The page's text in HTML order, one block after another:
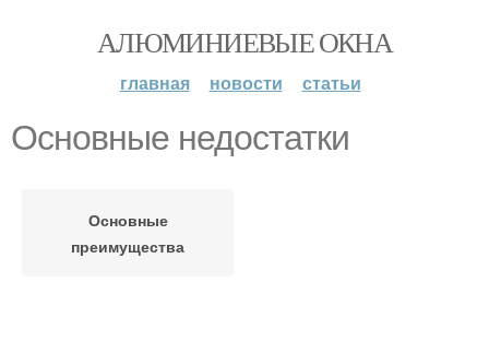
АЛЮМИНИЕВЫЕ ОКНА
главная новости статьи
Основные недостатки
Основные
преимущества